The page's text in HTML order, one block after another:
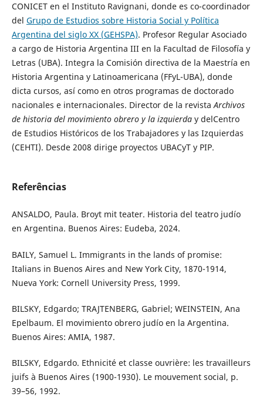
CONICET en el Instituto Ravignani, donde es co-coordinador
del Grupo de Estudios sobre Historia Social y Política
Argentina del siglo XX (GEHSPA). Profesor Regular Asociado
a cargo de Historia Argentina III en la Facultad de Filosofía y
Letras (UBA). Integra la Comisión directiva de la Maestría en
Historia Argentina y Latinoamericana (FFyL-UBA), donde
dicta cursos, así como en otros programas de doctorado
nacionales e internacionales. Director de la revistaArchivos
de historia del movimiento obrero y la izquierday delCentro
de Estudios Históricos de los Trabajadores y las Izquierdas
(CEHTI). Desde 2008 dirige proyectos UBACyT y PIP.
Referências
ANSALDO, Paula. Broyt mit teater. Historia del teatro judío
en Argentina. Buenos Aires: Eudeba, 2024.
BAILY, Samuel L. Immigrants in the lands of promise:
Italians in Buenos Aires and New York City, 1870-1914,
Nueva York: Cornell University Press, 1999.
BILSKY, Edgardo; TRAJTENBERG, Gabriel; WEINSTEIN, Ana
Epelbaum. El movimiento obrero judío en la Argentina.
Buenos Aires: AMIA, 1987.
BILSKY, Edgardo. Ethnicité et classe ouvrière: les travailleurs
juifs à Buenos Aires (1900-1930). Le mouvement social, p.
39–56, 1992.